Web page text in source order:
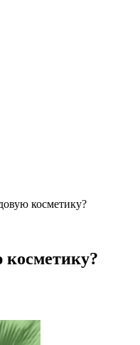
косметику?
косметику?